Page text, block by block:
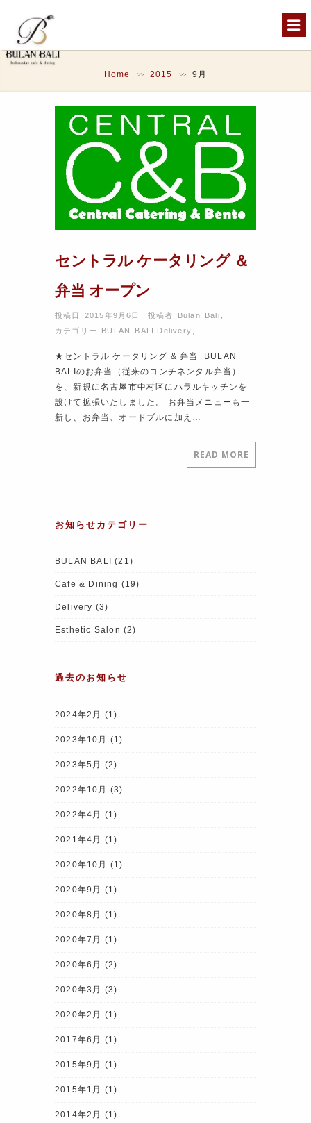
Home >> 2015 >> 9月
セントラル ケータリング ＆
弁当 オープン
投稿日 2015年9月6日 ,投稿者 Bulan Bali
カテゴリー BULAN BALI Delivery
★セントラル ケータリング & 弁当 BULAN
BALIのお弁当（従来のコンチネンタル弁当）
を、新規に名古屋市中村区にハラルキッチンを
設けて拡張いたしました。 お弁当メニューも一
新し、お弁当、オードブルに加え…
READ MORE
お知らせカテゴリー
BULAN BALI (21)
Cafe & Dining (19)
Delivery (3)
Esthetic Salon (2)
過去のお知らせ
2024年2月 (1)
2023年10月 (1)
2023年5月 (2)
2022年10月 (3)
2022年4月 (1)
2021年4月 (1)
2020年10月 (1)
2020年9月 (1)
2020年8月 (1)
2020年7月 (1)
2020年6月 (2)
2020年3月 (3)
2020年2月 (1)
2017年6月 (1)
2015年9月 (1)
2015年1月 (1)
2014年2月 (1)